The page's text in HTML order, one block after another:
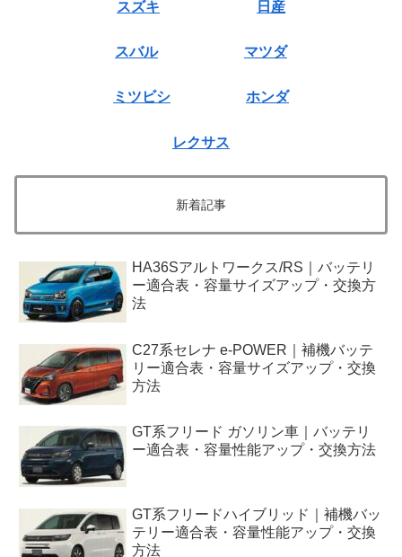
スズキ 日産
スバル マツダ
ミツビシ ホンダ
レクサス
新着記事
HA36Sアルトワークス/RS｜バッテリ
ー適合表・容量サイズアップ・交換方
法
C27系セレナ e-POWER｜補機バッテ
リー適合表・容量サイズアップ・交換
方法
GT系フリード ガソリン車｜バッテリ
ー適合表・容量性能アップ・交換方法
GT系フリードハイブリッド｜補機バッ
テリー適合表・容量性能アップ・交換
方法